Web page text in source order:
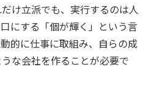
け立派でも、実行するのは人
にする「個が輝く」という言
的に仕事に取組み、自らの成
な会社を作ることが必要で